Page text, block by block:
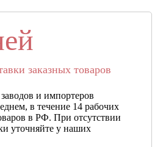
заказных товаров
и импортеров
в течение 14 рабочих
в РФ. При отсутствии
уточняйте у наших